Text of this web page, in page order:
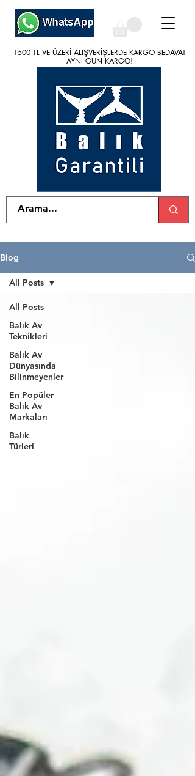
1500 TL VE ÜZERİ ALIŞVERİŞLERDE KARGO BEDAVA!
AYNI GÜN KARGO!
1500 TL VE ÜZERİ ALIŞVERİŞLERDE KARGO BEDAVA!
AYNI GÜN KARGO!
Blog
All Posts
Balık Av
Teknikleri
Balık Av
Dünyasında
Bilinmeyenler
En Popüler
Balık Av
Markaları
Balık
Türleri
All Posts